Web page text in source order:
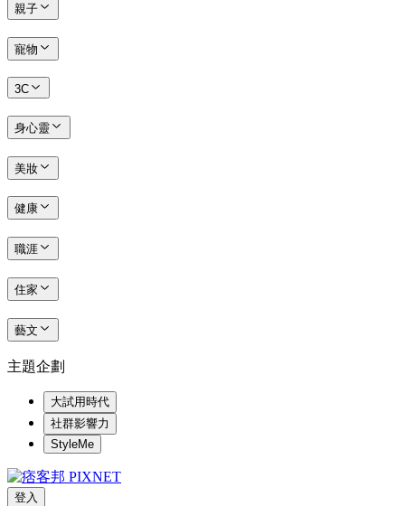
親子
寵物
3C
身心靈
美妝
健康
職涯
住家
藝文
主題企劃
大試用時代
社群影響力
StyleMe
登入